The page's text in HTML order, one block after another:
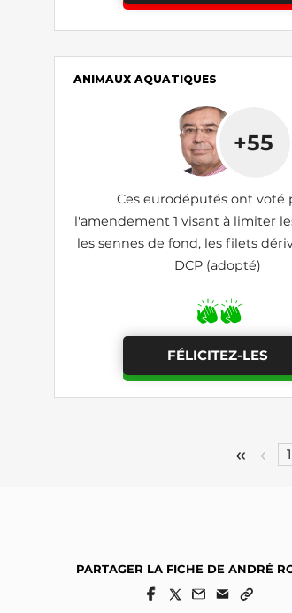
ANIMAUX AQUATIQUES
+55
Ces eurodéputés ont voté
l'amendement 1 visant à limiter
les sennes de fond, les filets
DCP (adopté)
FÉLICITEZ-LES
1
PARTAGER LA FICHE DE ANDRÉ